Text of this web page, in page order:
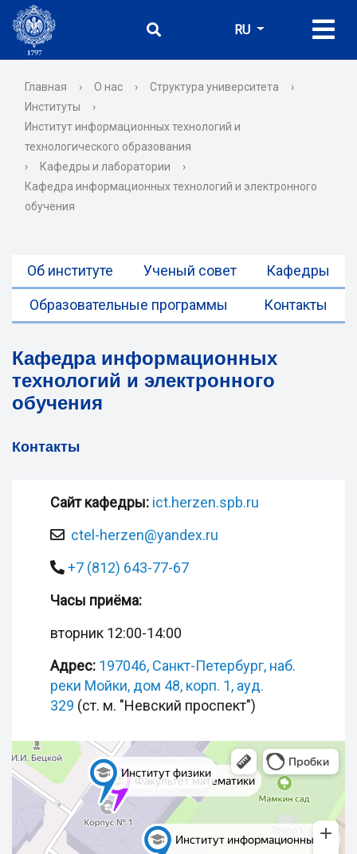
RU
Главная › О нас › Структура университета
›
Институты
›
Институт информационных технологий и
технологического образования
›
Кафедры и лаборатории
›
Кафедра информационных технологий и электронного
обучения
Об институте Ученый совет Кафедры
Образовательные программы Контакты
Кафедра информационных
технологий и электронного
обучения
Контакты
Сайт кафедры: ict.herzen.spb.ru
ctel-herzen@yandex.ru
+7 (812) 643-77-67
Часы приёма:
вторник 12:00-14:00
Адрес: 197046, Санкт-Петербург, наб.
реки Мойки, дом 48, корп. 1, ауд.
329 (ст. м. "Невский проспект")